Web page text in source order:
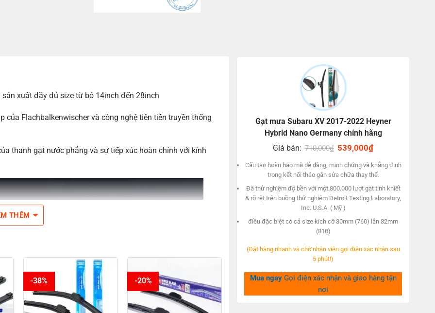
xuất đầy đủ size từ bỏ 14inch đến 28inch
Flachbalkenwischer và công nghệ tiên tiến truyền thống
thanh gạt nước phẳng và sự tiếp xúc hoàn chỉnh với kính
THÊM
-38% -20%
Gạt mưa Subaru XV 2017-2022 Heyner
Hybrid Nano Germany chính hãng
Giá bán: 710,000₫ Original
was:
710,000₫.
539,000₫
is:
539,000₫.
Cấu tạo hoàn hảo mà dễ dàng, minh chứng và khẳng định
trong kết nối tháo gắn sửa chữa thay thế.
Đã thử nghiệm độ bền với một.800.000 lượt gạt tinh khiết
& rõ rệt trên buồng thử nghiệm Detroit Testing Laboratory,
Inc. U.S.A. ( Mỹ )
điều đặc biệt có cả size kích cỡ 30mm (760) lẫn 32mm
(810)
(Đặt hàng nhanh và chờ nhân viên gọi điện xác nhận sau
5 phút!)
Mua ngay Gọi điện xác nhận và giao hàng tận
nơi